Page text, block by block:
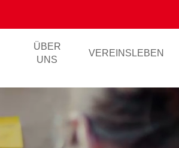
ÜBER
UNS
VEREINSLEBEN